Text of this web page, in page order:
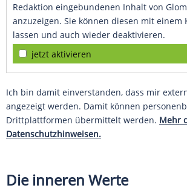
Redaktion eingebundenen Inhalt von
anzuzeigen. Sie können diesen mit einem
lassen und auch wieder deaktivieren.
jetzt aktivieren
Ich bin damit einverstanden, dass mir
angezeigt werden. Damit können
Drittplattformen übermittelt werden. Mehr
Datenschutzhinweisen.
Die inneren Werte